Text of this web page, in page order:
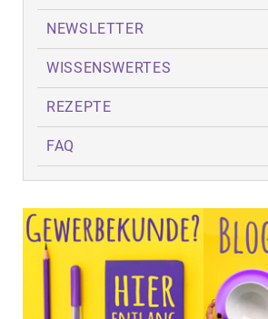
NEWSLETTER
WISSENSWERTES
REZEPTE
FAQ